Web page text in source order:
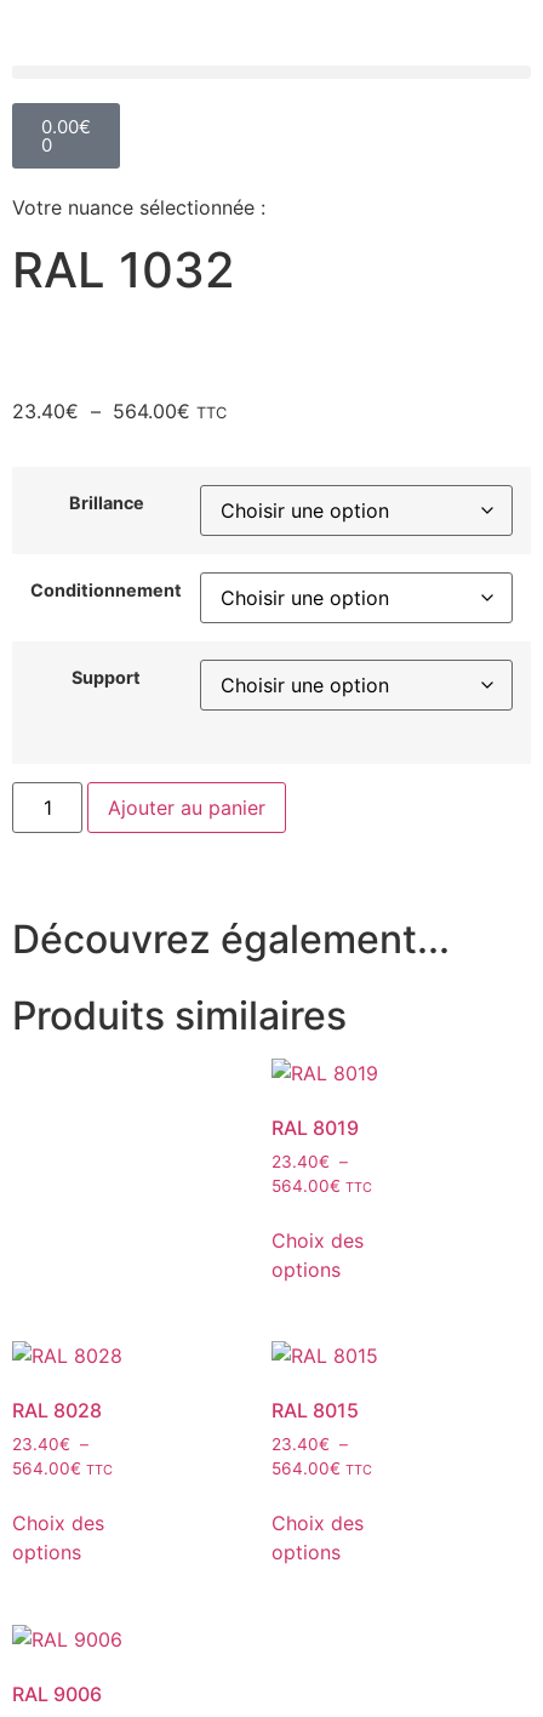
0.00€
0
Votre nuance sélectionnée :
RAL 1032
23.40€ – 564.00€ TTC
Brillance
Conditionnement
Support
Ajouter au panier
Découvrez également...
Produits similaires
RAL 8019
23.40€ –
564.00€ TTC
Choix des
options
RAL 8028
23.40€ –
564.00€ TTC
Choix des
options
RAL 8015
23.40€ –
564.00€ TTC
Choix des
options
RAL 9006